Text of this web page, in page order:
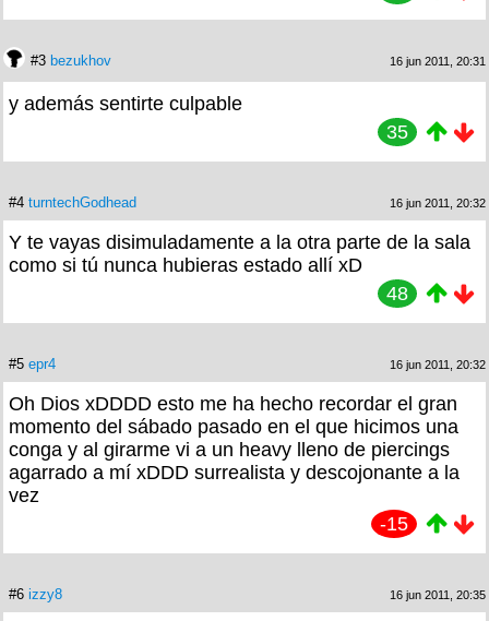
#3 bezukhov 16 jun 2011, 20:31
y además sentirte culpable
35
#4 turntechGodhead 16 jun 2011, 20:32
Y te vayas disimuladamente a la otra parte de la sala
como si tú nunca hubieras estado allí xD
48
#5 epr4 16 jun 2011, 20:32
Oh Dios xDDDD esto me ha hecho recordar el gran
momento del sábado pasado en el que hicimos una
conga y al girarme vi a un heavy lleno de piercings
agarrado a mí xDDD surrealista y descojonante a la
vez
-15
#6 izzy8 16 jun 2011, 20:35